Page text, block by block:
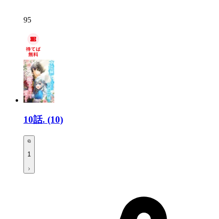
95
10話. (10)
1